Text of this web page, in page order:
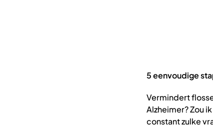
5 eenvoudige
Vermindert
Alzheimer? Zou
constant zulke